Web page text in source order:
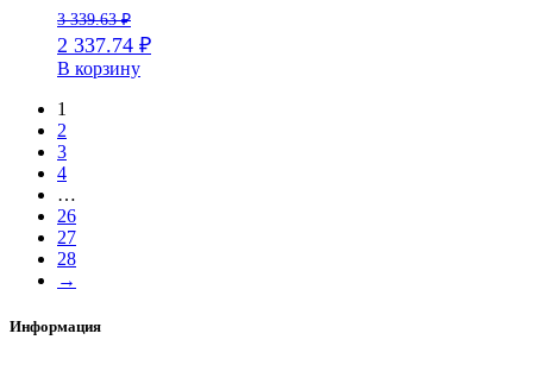
3 339.63₽
2 337.74 ₽
В корзину
1
2
3
4
…
26
27
28
→
Информация